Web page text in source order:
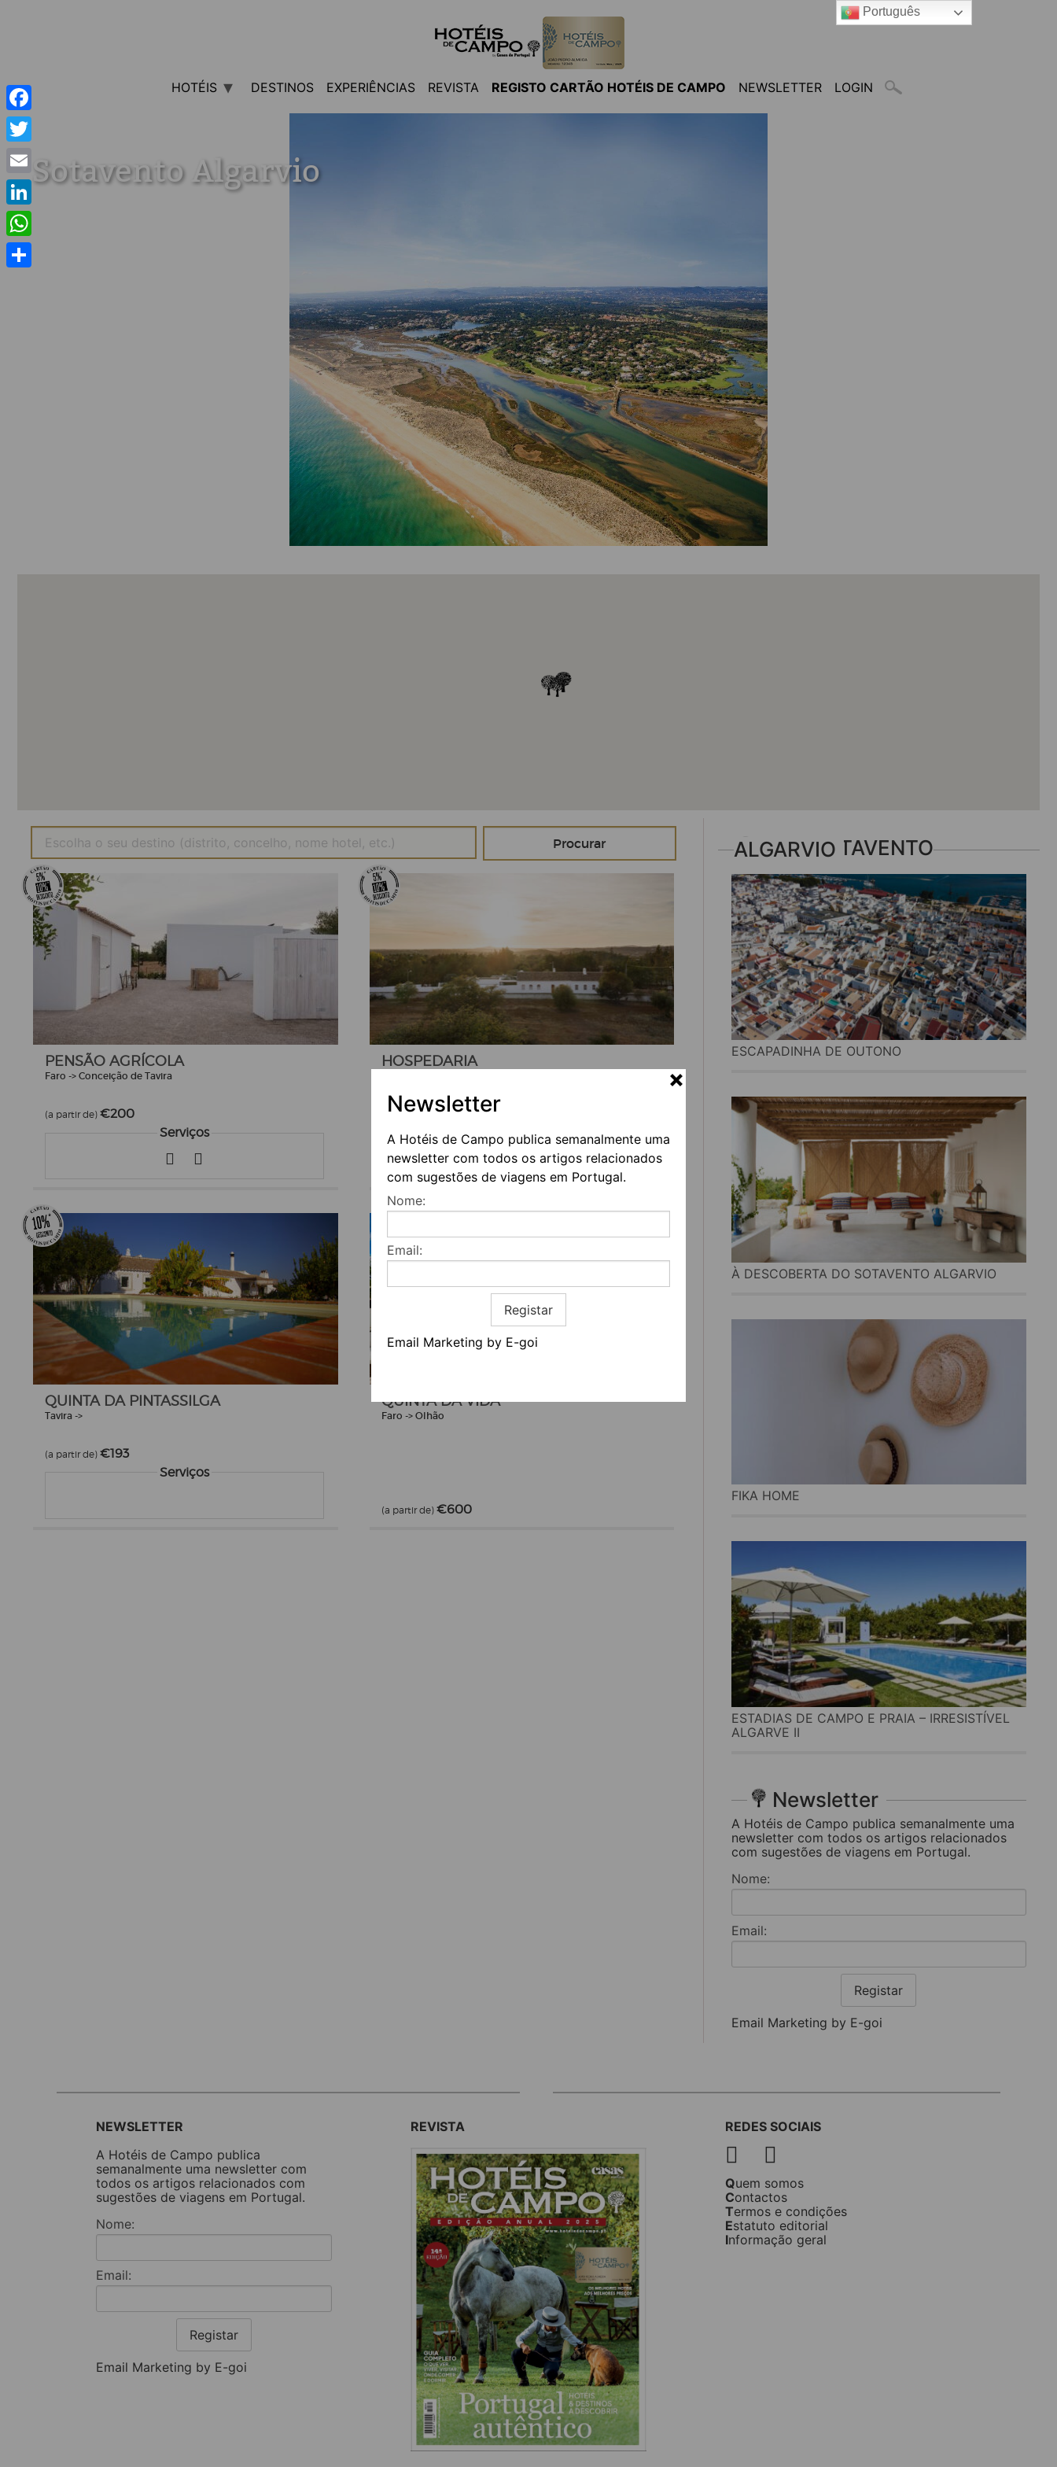
Newsletter
A Hotéis de Campo publica semanalmente uma
newsletter com todos os artigos relacionados
com sugestões de viagens em Portugal.
Nome:
Email:
Registar
Email Marketing by E-goi
HOTÉIS DESTINOS EXPERIÊNCIAS REVISTA REGISTO CARTÃO HOTÉIS DE CAMPO NEWSLETTER LOGIN
Sotavento Algarvio
PENSÃO AGRÍCOLA
Faro -> Conceição de Tavira
(a partir de) €200
Serviços
HOSPEDARIA
(a partir de)€230
Serviços
QUINTA DA PINTASSILGA
Tavira ->
(a partir de) €193
Serviços
QUINTA DA VIDA
Faro -> Olhão
(a partir de) €600
VIVA SOTAVENTO ALGARVIO
ESCAPADINHA DE OUTONO
À DESCOBERTA DO SOTAVENTO ALGARVIO
FIKA HOME
ESTADIAS DE CAMPO E PRAIA – IRRESISTÍVEL
ALGARVE II
Newsletter
A Hotéis de Campo publica semanalmente uma
newsletter com todos os artigos relacionados
com sugestões de viagens em Portugal.
Nome:
Email:
Registar
Email Marketing by E-goi
NEWSLETTER
A Hotéis de Campo publica
semanalmente uma newsletter com
todos os artigos relacionados com
sugestões de viagens em Portugal.
Nome:
Email:
Registar
Email Marketing by E-goi
REVISTA REDES SOCIAIS
Quem somos
Contactos
Termos e condições
Estatuto editorial
Informação geral
Facebook
Twitter
Email
LinkedIn
WhatsApp
Português